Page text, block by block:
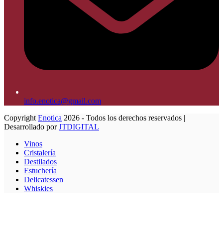
info.enotica@gmail.com
Copyright Enotica 2026 - Todos los derechos reservados |
Desarrollado porJTDIGITAL
Vinos
Cristalería
Destilados
Estuchería
Delicatessen
Whiskies